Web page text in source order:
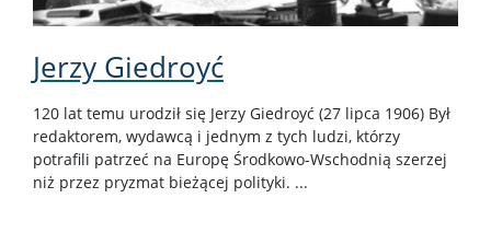
Jerzy Giedroyć
120 lat temu urodził się Jerzy Giedroyć (27 lipca 1906) Był
redaktorem, wydawcą i jednym z tych ludzi, którzy
potrafili patrzeć na Europę Środkowo-Wschodnią szerzej
niż przez pryzmat bieżącej polityki. ...